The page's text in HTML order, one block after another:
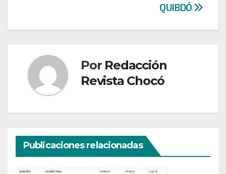
QUIBDÓ
Por Redacción
Revista Chocó
Publicaciones relacionadas